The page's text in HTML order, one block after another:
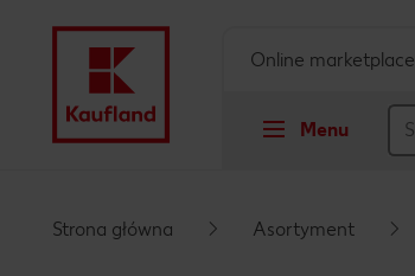
Menu
Online marketplace
Strona główna Asortyment